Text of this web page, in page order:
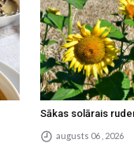
Sākas solārais
augusts 06 , 2026